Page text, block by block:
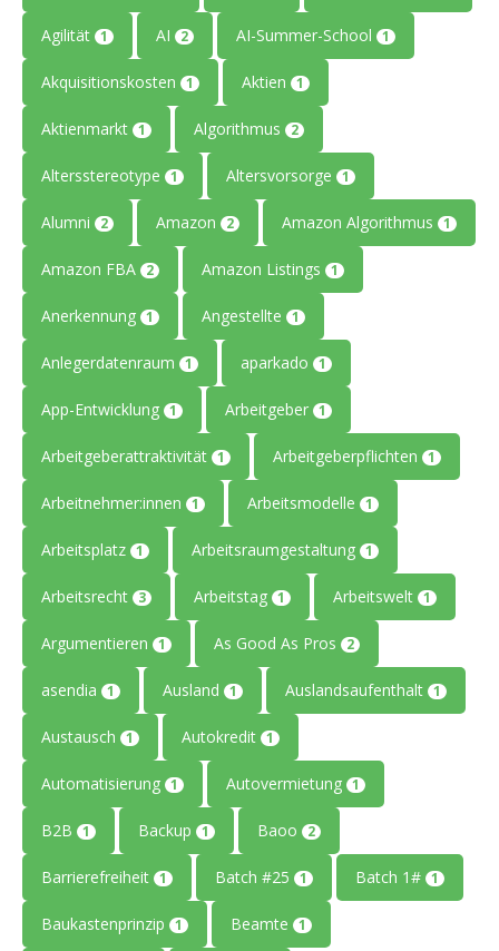
Agilität 1 AI 2 AI-Summer-School 1
Akquisitionskosten 1 Aktien 1
Aktienmarkt 1 Algorithmus 2
Altersstereotype 1 Altersvorsorge 1
Alumni 2 Amazon 2 Amazon Algorithmus 1
Amazon FBA 2 Amazon Listings 1
Anerkennung 1 Angestellte 1
Anlegerdatenraum 1 aparkado 1
App-Entwicklung 1 Arbeitgeber 1
Arbeitgeberattraktivität 1 Arbeitgeberpflichten 1
Arbeitnehmer:innen 1 Arbeitsmodelle 1
Arbeitsplatz 1 Arbeitsraumgestaltung 1
Arbeitsrecht 3 Arbeitstag 1 Arbeitswelt 1
Argumentieren 1 As Good As Pros 2
asendia 1 Ausland 1 Auslandsaufenthalt 1
Austausch 1 Autokredit 1
Automatisierung 1 Autovermietung 1
B2B 1 Backup 1 Baoo 2
Barrierefreiheit 1 Batch #25 1 Batch 1# 1
Baukastenprinzip 1 Beamte 1